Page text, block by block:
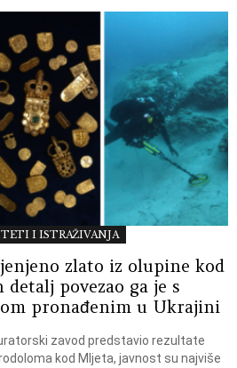
I ISTRAŽIVANJA
zlato iz olupine kod
detalj povezao ga je s
pronađenim u Ukrajini
zavod predstavio rezultate
kod Mljeta, javnost su najviše